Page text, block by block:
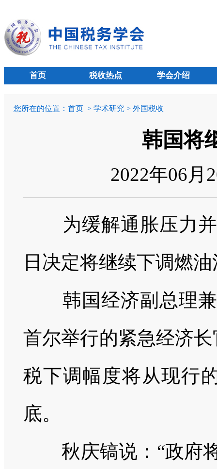
首页 税收热点 学会介绍
您所在的位置： 首页 > 学术研究 > 外国税收
韩国将
2022年06月
为缓解通胀压力并
日决定将继续下调燃
韩国经济副总理兼
首尔举行的紧急经济
税下调幅度将从现行
底。
秋庆镐说：“政府将